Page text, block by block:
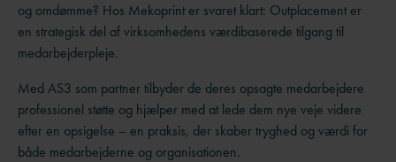
og omdømme? Hos Mekoprint er svaret klart: Outplacement er
en strategisk del af virksomhedens værdibaserede tilgang til
medarbejderpleje.
Med AS3 som partner tilbyder de deres opsagte medarbejdere
professionel støtte og hjælper med at lede dem nye veje videre
efter en opsigelse – en praksis, der skaber tryghed og værdi for
både medarbejderne og organisationen.